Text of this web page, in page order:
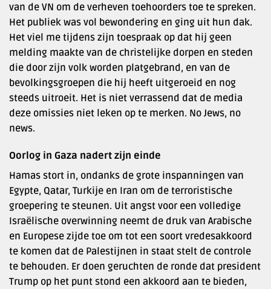
van de VN om de verheven toehoorders toe te spreken.
Het publiek was vol bewondering en ging uit hun dak.
Het viel me tijdens zijn toespraak op dat hij geen
melding maakte van de christelijke dorpen en steden
die door zijn volk worden platgebrand, en van de
bevolkingsgroepen die hij heeft uitgeroeid en nog
steeds uitroeit. Het is niet verrassend dat de media
deze omissies niet leken op te merken. No Jews, no
news.
Oorlog in Gaza nadert zijn einde
Hamas stort in, ondanks de grote inspanningen van
Egypte, Qatar, Turkije en Iran om de terroristische
groepering te steunen. Uit angst voor een volledige
Israëlische overwinning neemt de druk van Arabische
en Europese zijde toe om tot een soort vredesakkoord
te komen dat de Palestijnen in staat stelt de controle
te behouden. Er doen geruchten de ronde dat president
Trump op het punt stond een akkoord aan te bieden,